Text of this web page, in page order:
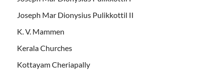
Joseph Mar Dionysius Pulikkottil II
K. V. Mammen
Kerala Churches
Kottayam Cheriapally